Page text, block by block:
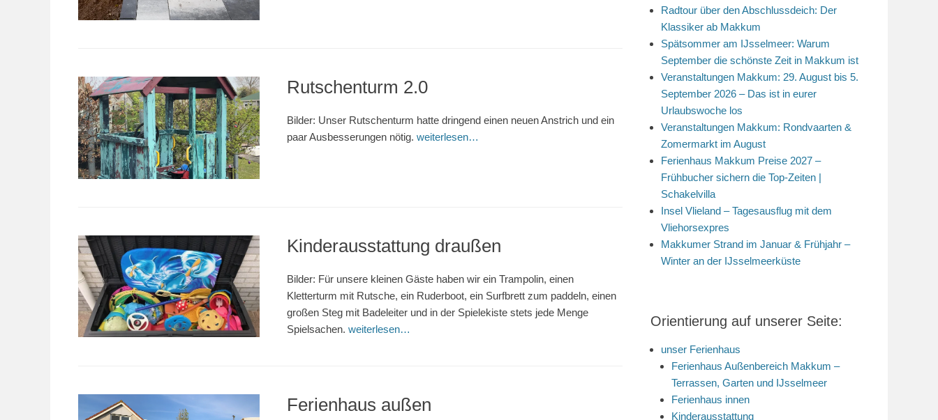
Rutschenturm 2.0
Bilder: Unser Rutschenturm hatte dringend einen neuen Anstrich und ein
paar Ausbesserungen nötig. weiterlesen…
Kinderausstattung draußen
Bilder: Für unsere kleinen Gäste haben wir ein Trampolin, einen
Kletterturm mit Rutsche, ein Ruderboot, ein Surfbrett zum paddeln, einen
großen Steg mit Badeleiter und in der Spielekiste stets jede Menge
Spielsachen. weiterlesen…
Ferienhaus außen
Radtour über den Abschlussdeich: Der
Klassiker ab Makkum
Spätsommer am IJsselmeer: Warum
September die schönste Zeit in Makkum ist
Veranstaltungen Makkum: 29. August bis 5.
September 2026 – Das ist in eurer
Urlaubswoche los
Veranstaltungen Makkum: Rondvaarten &
Zomermarkt im August
Ferienhaus Makkum Preise 2027 –
Frühbucher sichern die Top-Zeiten |
Schakelvilla
Insel Vlieland – Tagesausflug mit dem
Vliehorsexpres
Makkumer Strand im Januar & Frühjahr –
Winter an der IJsselmeerküste
Orientierung auf unserer Seite:
unser Ferienhaus
Ferienhaus Außenbereich Makkum –
Terrassen, Garten und IJsselmeer
Ferienhaus innen
Kinderausstattung